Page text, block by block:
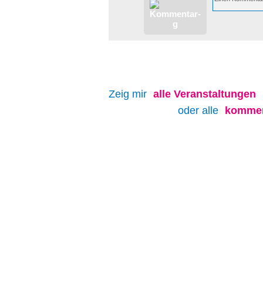
Zeig mir alle Veranstaltungen
oder alle